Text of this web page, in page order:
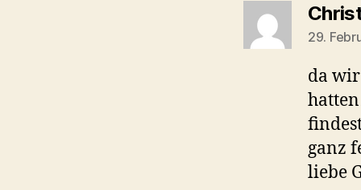
29.
da
ganz
liebe